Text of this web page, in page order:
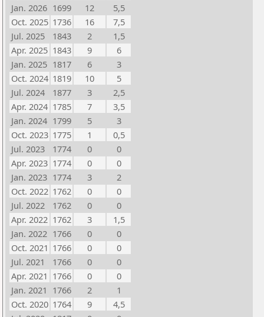
Jan. 2026 1699 12
5,5
Oct. 2025 1736 16
7,5
Jul. 2025
1843 2
1,5
Apr. 2025 1843 9
6
Jan. 2025 1817 6
3
Oct. 2024 1819 10
5
Jul. 2024
1877 3
2,5
Apr. 2024 1785 7
3,5
Jan. 2024 1799 5
3
Oct. 2023 1775 1
0,5
Jul. 2023
1774 0
0
Apr. 2023 1774 0
0
Jan. 2023 1774 3
2
Oct. 2022 1762 0
0
Jul. 2022
1762 0
0
Apr. 2022 1762 3
1,5
Jan. 2022 1766 0
0
Oct. 2021 1766 0
0
Jul. 2021
1766 0
0
Apr. 2021 1766 0
0
Jan. 2021 1766 2
1
Oct. 2020 1764 9
4,5